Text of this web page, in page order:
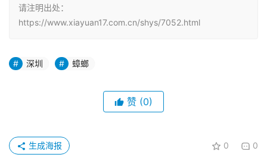
请注明出处：
https://www.xiayuan17.com.cn/shys/7052.html
深圳 蟑螂
赞 (0)
0 0
生成海报